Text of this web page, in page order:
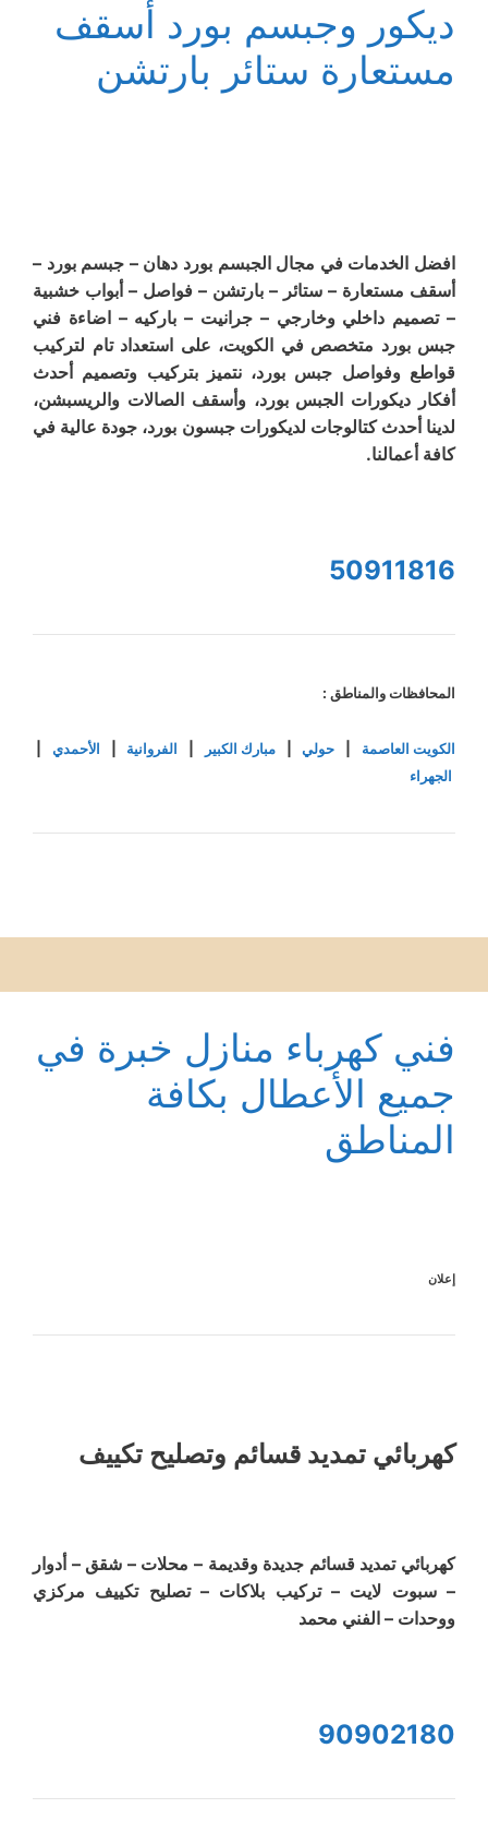
ديكور وجبسم بورد أسقف
مستعارة ستائر بارتشن
افضل الخدمات في مجال الجبسم بورد دهان – جبسم بورد –
أسقف مستعارة – ستائر – بارتشن – فواصل – أبواب خشبية
– تصميم داخلي وخارجي – جرانيت – باركيه – اضاءة فني
جبس بورد متخصص في الكويت، على استعداد تام لتركيب
قواطع وفواصل جبس بورد، نتميز بتركيب وتصميم أحدث
أفكار ديكورات الجبس بورد، وأسقف الصالات والريسبشن،
لدينا أحدث كتالوجات لديكورات جبسون بورد، جودة عالية في
كافة أعمالنا.
50911816
المحافظات والمناطق :
الكويت العاصمة حولي|مبارك الكبير الفروانية الأحمدي
الجهراء
فني كهرباء منازل خبرة في
جميع الأعطال بكافة
المناطق
إعلان
كهربائي تمديد قسائم وتصليح تكييف
كهربائي تمديد قسائم جديدة وقديمة – محلات – شقق – أدوار
– سبوت لايت – تركيب بلاكات – تصليح تكييف مركزي
ووحدات – الفني محمد
90902180